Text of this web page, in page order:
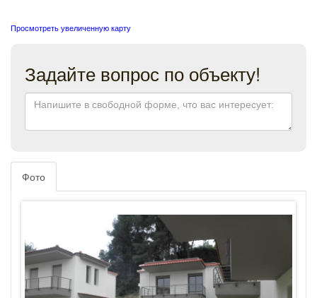
Просмотреть увеличенную карту
Задайте вопрос по объекту!
Фото